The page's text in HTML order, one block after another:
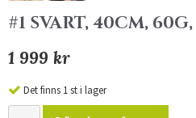
#1 SVART, 40CM,
1 999 kr
Det finns 1 st i lager